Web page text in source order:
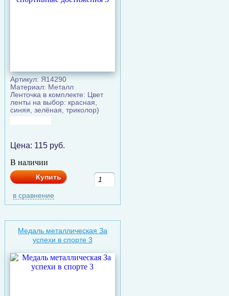
Артикул: Я14290
Материал: Металл
Ленточка в комплекте: Цвет
ленты на выбор: красная,
синяя, зелёная, триколор)
Цена: 115руб.
В наличии
Купить
в сравнение
Медаль металлическая За
успехи в спорте 3